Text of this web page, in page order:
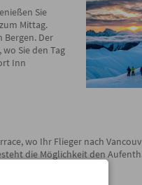
Sie
Mittag.
Bergen. Der
Sie den Tag
Inn
wo Ihr Flieger nach
die Möglichkeit den